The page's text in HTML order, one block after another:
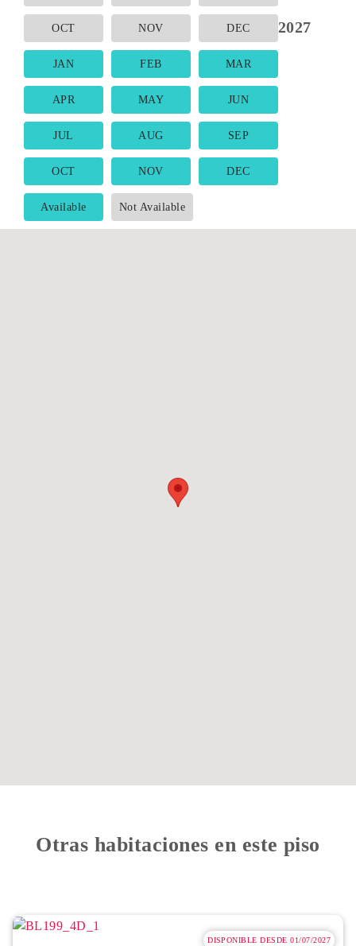
OCT NOV DEC 2027
JAN FEB MAR
APR MAY JUN
JUL AUG SEP
OCT NOV DEC
Available Not Available
Otras habitaciones en este piso
DISPONIBLE DESDE 01/07/2027